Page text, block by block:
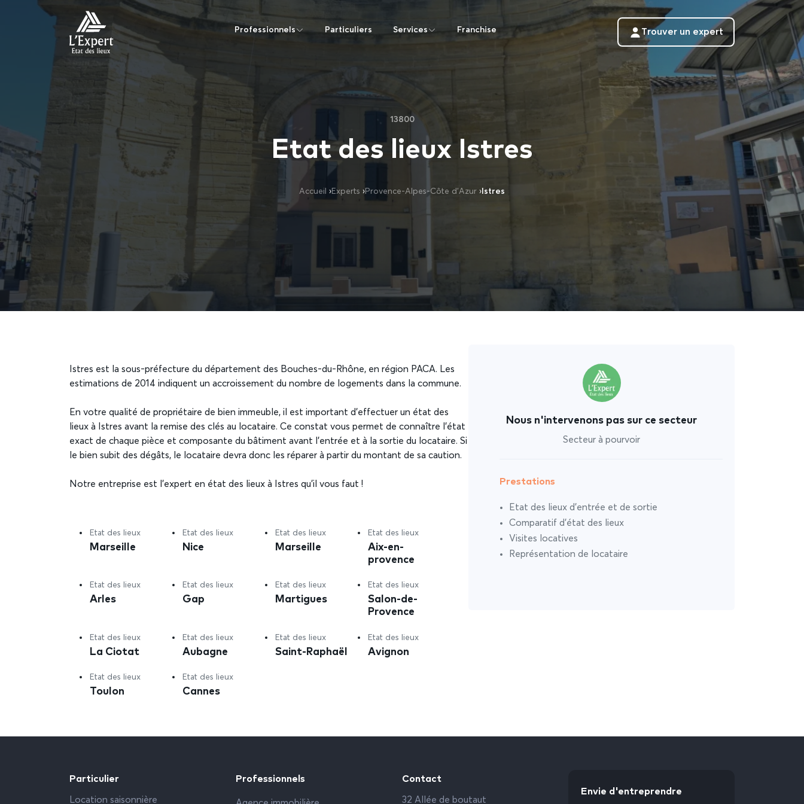
Professionnels Particuliers Services Franchise Trouver un expert
13800
Etat des lieux Istres
Accueil ›Experts ›Provence-Alpes-Côte d’Azur › Istres
Istres est la sous-préfecture du département des Bouches-du-Rhône, en région PACA. Les
estimations de 2014 indiquent un accroissement du nombre de logements dans la commune.
En votre qualité de propriétaire de bien immeuble, il est important d’effectuer un état des
lieux à Istres avant la remise des clés au locataire. Ce constat vous permet de connaître l’état
exact de chaque pièce et composante du bâtiment avant l’entrée et à la sortie du locataire. Si
le bien subit des dégâts, le locataire devra donc les réparer à partir du montant de sa caution.
Notre entreprise est l’expert en état des lieux à Istres qu’il vous faut !
Etat des lieux
Marseille
Etat des lieux
Nice
Etat des lieux
Marseille
Etat des lieux
Aix-en-
provence
Etat des lieux
Arles
Etat des lieux
Gap
Etat des lieux
Martigues
Etat des lieux
Salon-de-
Provence
Etat des lieux
La Ciotat
Etat des lieux
Aubagne
Etat des lieux
Saint-Raphaël
Etat des lieux
Avignon
Etat des lieux
Toulon
Etat des lieux
Cannes
Nous n'intervenons pas sur ce secteur
Secteur à pourvoir
Prestations
Etat des lieux d’entrée et de sortie
Comparatif d’état des lieux
Visites locatives
Représentation de locataire
Particulier
Location saisonnière
Professionnels Contact
32 Allée de boutaut
Envie d'entreprendre